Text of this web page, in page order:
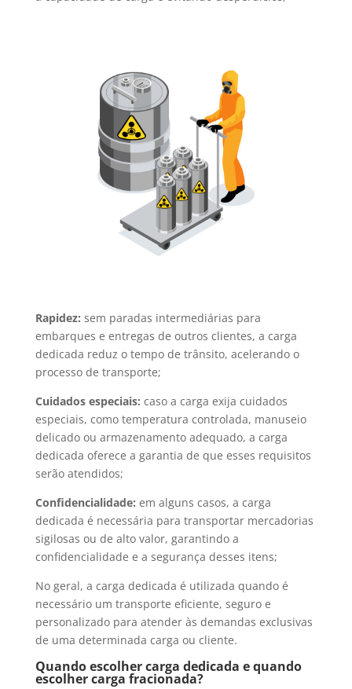
Rapidez: sem paradas intermediárias para
embarques e entregas de outros clientes, a carga
dedicada reduz o tempo de trânsito, acelerando o
processo de transporte;
Cuidados especiais: caso a carga exija cuidados
especiais, como temperatura controlada, manuseio
delicado ou armazenamento adequado, a carga
dedicada oferece a garantia de que esses requisitos
serão atendidos;
Confidencialidade: em alguns casos, a carga
dedicada é necessária para transportar mercadorias
sigilosas ou de alto valor, garantindo a
confidencialidade e a segurança desses itens;
No geral, a carga dedicada é utilizada quando é
necessário um transporte eficiente, seguro e
personalizado para atender às demandas exclusivas
de uma determinada carga ou cliente.
Quando escolher carga dedicada e quando
escolher carga fracionada?